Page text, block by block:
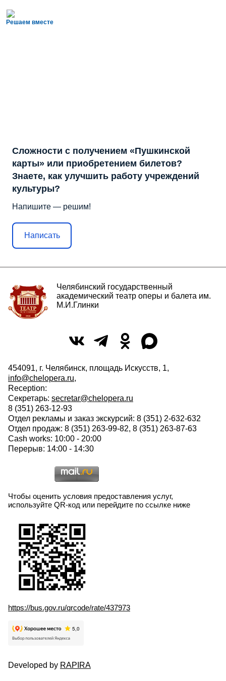
Решаем вместе
Сложности с получением «Пушкинской
карты» или приобретением билетов?
Знаете, как улучшить работу учреждений
культуры?
Напишите — решим!
Написать
Челябинский государственный
академический театр оперы и балета им.
М.И.Глинки
454091, г. Челябинск, площадь Искусств, 1,
info@chelopera.ru,
Reception:
Секретарь: secretar@chelopera.ru
8 (351) 263-12-93
Отдел рекламы и заказ экскурсий: 8 (351) 2-632-632
Отдел продаж: 8 (351) 263-99-82, 8 (351) 263-87-63
Cash works: 10:00 - 20:00
Перерыв: 14:00 - 14:30
Чтобы оценить условия предоставления услуг,
используйте QR-код или перейдите по ссылке ниже
https://bus.gov.ru/qrcode/rate/437973
Developed by RAPIRA